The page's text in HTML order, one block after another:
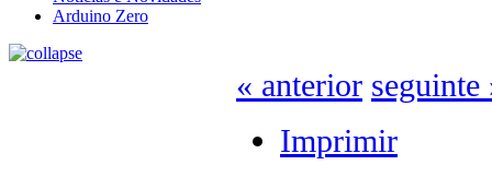
Arduino Zero
« anterior seguinte
Imprimir